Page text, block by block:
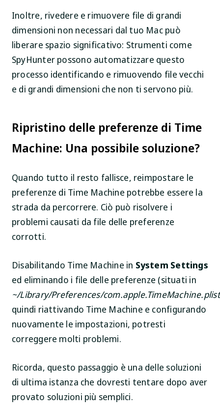
Inoltre, rivedere e rimuovere file di grandi
dimensioni non necessari dal tuo Mac può
liberare spazio significativo: Strumenti come
SpyHunter possono automatizzare questo
processo identificando e rimuovendo file vecchi
e di grandi dimensioni che non ti servono più.
Ripristino delle preferenze di Time
Machine: Una possibile soluzione?
Quando tutto il resto fallisce, reimpostare le
preferenze di Time Machine potrebbe essere la
strada da percorrere. Ciò può risolvere i
problemi causati da file delle preferenze
corrotti.
Disabilitando Time Machine in System Settings
ed eliminando i file delle preferenze (situati in
~/Library/Preferences/com.apple.TimeMachine.plist
quindi riattivando Time Machine e configurando
nuovamente le impostazioni, potresti
correggere molti problemi.
Ricorda, questo passaggio è una delle soluzioni
di ultima istanza che dovresti tentare dopo aver
provato soluzioni più semplici.